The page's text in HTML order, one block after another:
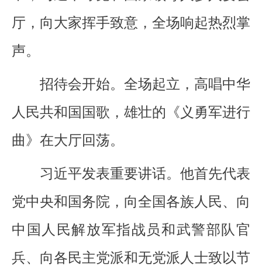
厅，向大家挥手致意，全场响起热烈掌
声。
招待会开始。全场起立，高唱中华
人民共和国国歌，雄壮的《义勇军进行
曲》在大厅回荡。
习近平发表重要讲话。他首先代表
党中央和国务院，向全国各族人民、向
中国人民解放军指战员和武警部队官
兵、向各民主党派和无党派人士致以节